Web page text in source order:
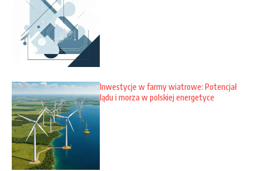
Inwestycje w farmy wiatrowe: Potencjał
lądu i morza w polskiej energetyce